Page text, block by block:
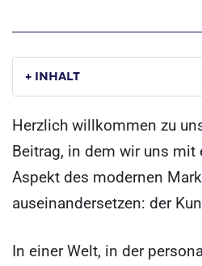
+ INHALT
Herzlich willkommen zu
Beitrag, in dem wir uns
Aspekt des modernen
auseinandersetzen: der
In einer Welt, in der